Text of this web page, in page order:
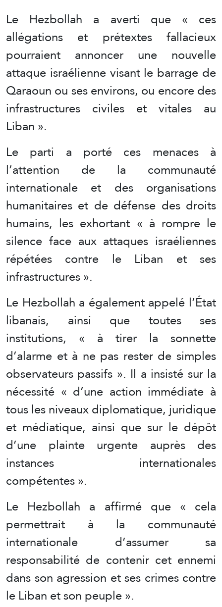
Le Hezbollah a averti que « ces
allégations et prétextes fallacieux
pourraient annoncer une nouvelle
attaque israélienne visant le barrage de
Qaraoun ou ses environs, ou encore des
infrastructures civiles et vitales au
Liban ».
Le parti a porté ces menaces à
l’attention de la communauté
internationale et des organisations
humanitaires et de défense des droits
humains, les exhortant « à rompre le
silence face aux attaques israéliennes
répétées contre le Liban et ses
infrastructures ».
Le Hezbollah a également appelé l’État
libanais, ainsi que toutes ses
institutions, « à tirer la sonnette
d’alarme et à ne pas rester de simples
observateurs passifs ». Il a insisté sur la
nécessité « d’une action immédiate à
tous les niveaux diplomatique, juridique
et médiatique, ainsi que sur le dépôt
d’une plainte urgente auprès des
instances internationales
compétentes ».
Le Hezbollah a affirmé que « cela
permettrait à la communauté
internationale d’assumer sa
responsabilité de contenir cet ennemi
dans son agression et ses crimes contre
le Liban et son peuple ».